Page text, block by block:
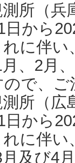
所（
日から
に伴い
、2月
で、
所（
日から
に伴い
及び4